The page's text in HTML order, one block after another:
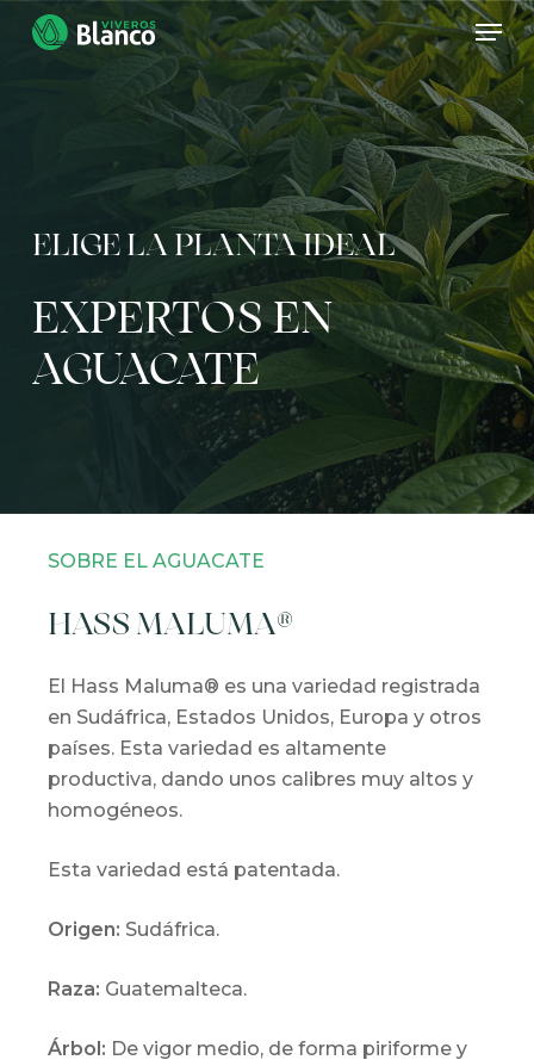
Skip
ELIGE LA PLANTA IDEAL
EXPERTOS EN
AGUACATE
SOBRE EL AGUACATE
HASS MALUMA®
El Hass Maluma® es una variedad registrada
en Sudáfrica, Estados Unidos, Europa y otros
países. Esta variedad es altamente
productiva, dando unos calibres muy altos y
homogéneos.
Esta variedad está patentada.
Origen: Sudáfrica.
Raza: Guatemalteca.
Árbol: De vigor medio, de forma piriforme y